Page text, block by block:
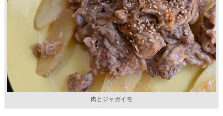
肉とジャガイモ